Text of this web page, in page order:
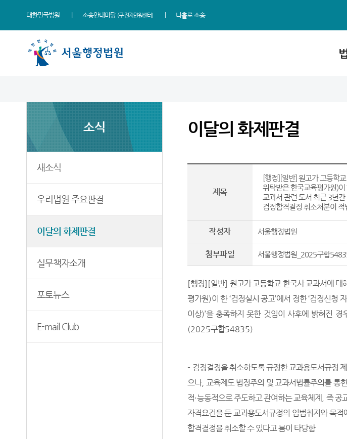
대한민국법원 소송안내마당 (구 전자민원센터) 나홀로 소송
조직 및 전화번호
청사배치
보안검색
우리법원 주요판결
이달의 화제판결
E-mail Club
법률상담안내
자주묻는질문
재판기록열람복사예약
판결서사본 제공신청
판결서 인터넷열람
부조리 신고센터
법원견학
소식
새소식
우리법원 주요판결
이달의 화제판결
실무책자소개
포토뉴스
E-mail Club
이달의 화제판결
제목
[행정][일반] 원고가 고등학
위탁받은 한국교육평가원)이
교과서 관련 도서 최근 3년
검정합격결정 취소처분이
작성자 서울행정법원
첨부파일 서울행정법원_2025구합
[행정] [일반] 원고가 고등학교 한국사 교과서에
평가원)이 한‘검정실시 공고’에서 정한‘검정신청
이상)’을 충족하지 못한 것임이 사후에 밝혀진 경
(2025구합54835)
- 검정결정을 취소하도록 규정한 교과용도서규정 제
으나, 교육제도 법정주의 및 교과서법률주의를 통
적·능동적으로 주도하고 관여하는 교육체계 ,즉 공
자격요건을 둔 교과용도서규정의 입법취지와 목적
합격결정을 취소할 수 있다고 봄이 타당함